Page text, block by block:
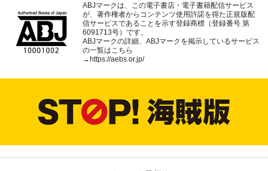
ABJマークは、この電子書店・電子書籍配信サービス
が、著作権者からコンテンツ使用許諾を得た正規版配
信サービスであることを示す登録商標（登録番号 第
6091713号）です。
ABJマークの詳細、ABJマークを掲示しているサービス
の一覧はこちら
→https://aebs.or.jp/